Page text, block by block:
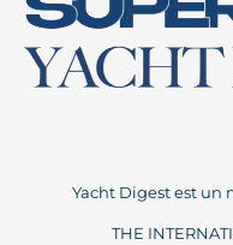
Yacht Digest est un
THE